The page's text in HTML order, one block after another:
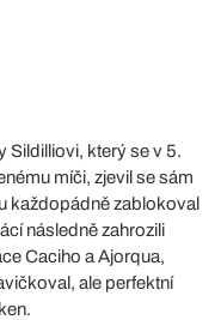
Sildilliovi, který se v 5.
míči, zjevil se sám
každopádně zablokoval
následně zahrozili
Caciho a Ajorqua,
ale perfektní